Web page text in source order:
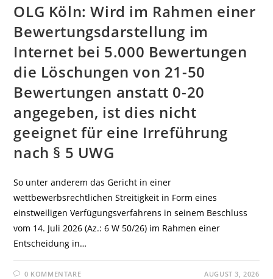
OLG Köln: Wird im Rahmen einer
Bewertungsdarstellung im
Internet bei 5.000 Bewertungen
die Löschungen von 21-50
Bewertungen anstatt 0-20
angegeben, ist dies nicht
geeignet für eine Irreführung
nach § 5 UWG
So unter anderem das Gericht in einer
wettbewerbsrechtlichen Streitigkeit in Form eines
einstweiligen Verfügungsverfahrens in seinem Beschluss
vom 14. Juli 2026 (Az.: 6 W 50/26) im Rahmen einer
Entscheidung in…
0 KOMMENTARE AUGUST 3, 2026